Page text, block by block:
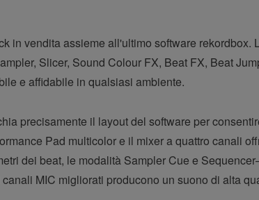
in vendita assieme all'ultimo software
Slicer, Sound Colour FX, Beat FX, Beat
e affidabile in qualsiasi ambiente.
precisamente il layout del software per
Pad multicolor e il mixer a quattro canali
dei beat, le modalità Sampler Cue e
MIC migliorati producono un suono di alta